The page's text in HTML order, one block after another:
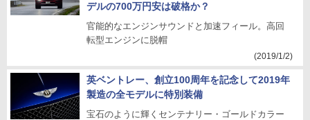
デルの700万円安は破格か？
官能的なエンジンサウンドと加速フィール。高回
転型エンジンに脱帽
(2019/1/2)
英ベントレー、創立100周年を記念して2019年
製造の全モデルに特別装備
宝石のように輝くセンテナリー・ゴールドカラー